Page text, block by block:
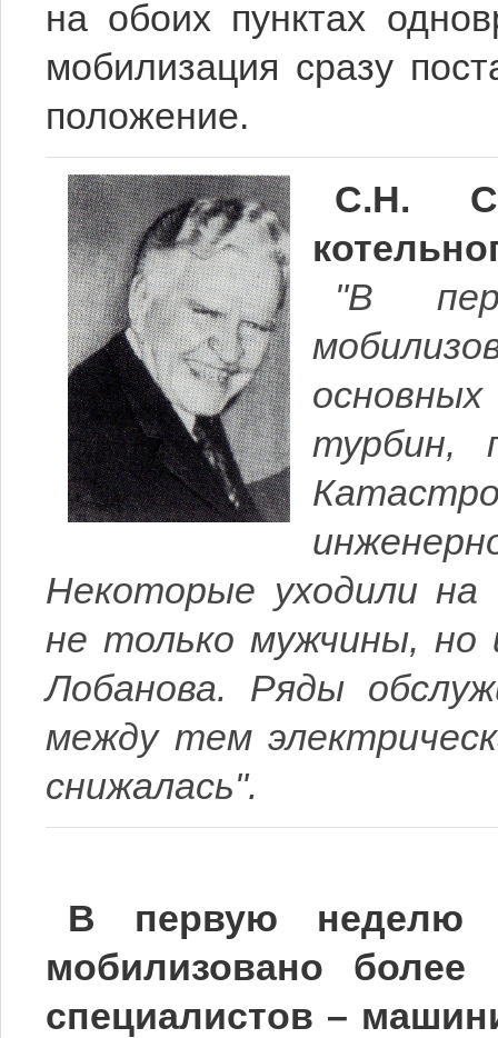
на обоих пунктах
мобилизация сразу
поло­жение.
С.Н.
"В
турбин,
Некоторые уходили на
не только мужчины,
Лобанова. Ряды
между тем
снижалась".
В первую неделю
мобилизовано
специалистов –